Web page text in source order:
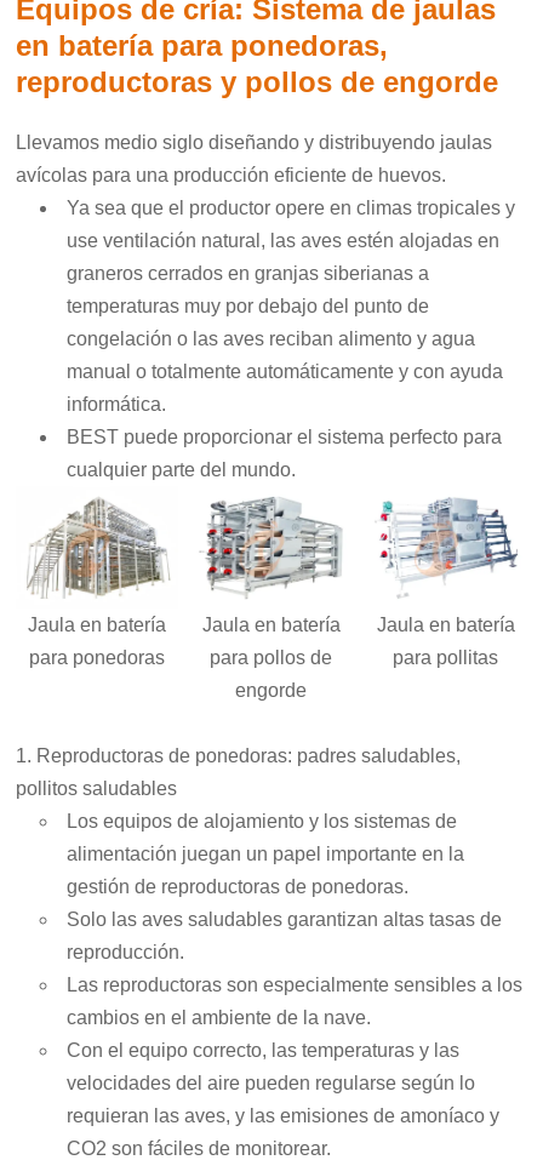
Equipos de cría: Sistema de jaulas
en batería para ponedoras,
reproductoras y pollos de engorde
Llevamos medio siglo diseñando y distribuyendo jaulas
avícolas para una producción eficiente de huevos.
Ya sea que el productor opere en climas tropicales y
use ventilación natural, las aves estén alojadas en
graneros cerrados en granjas siberianas a
temperaturas muy por debajo del punto de
congelación o las aves reciban alimento y agua
manual o totalmente automáticamente y con ayuda
informática.
BEST puede proporcionar el sistema perfecto para
cualquier parte del mundo.
Jaula en batería
para ponedoras
Jaula en batería
para pollos de
engorde
Jaula en batería
para pollitas
1. Reproductoras de ponedoras: padres saludables,
pollitos saludables
Los equipos de alojamiento y los sistemas de
alimentación juegan un papel importante en la
gestión de reproductoras de ponedoras.
Solo las aves saludables garantizan altas tasas de
reproducción.
Las reproductoras son especialmente sensibles a los
cambios en el ambiente de la nave.
Con el equipo correcto, las temperaturas y las
velocidades del aire pueden regularse según lo
requieran las aves, y las emisiones de amoníaco y
CO2 son fáciles de monitorear.